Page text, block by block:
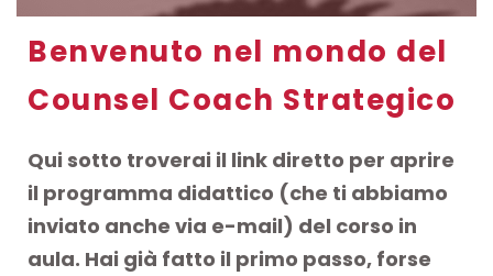
Benvenuto nel mondo del
Counsel Coach Strategico
Qui sotto troverai il link diretto per aprire
il programma didattico (che ti abbiamo
inviato anche via e-mail) del corso in
aula. Hai già fatto il primo passo, forse